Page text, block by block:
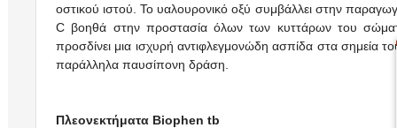
οστικού ιστού. Το υαλουρονικό οξύ συμβάλλει στην
C βοηθά στην προστασία όλων των κυττάρων του
προσδίνει μια ισχυρή αντιφλεγμονώδη ασπίδα στα σημεία
παράλληλα παυσίπονη δράση.
Πλεονεκτήματα Biophen tb